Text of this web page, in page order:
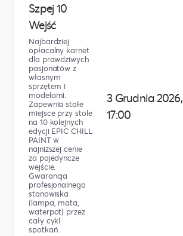
Szpej 10
Wejść
Najbardziej
opłacalny karnet
dla prawdziwych
pasjonatów z
własnym
sprzętem i
modelami.
Zapewnia stałe
miejsce przy stole
na 10 kolejnych
edycji EPIC CHILL
PAINT w
najniższej cenie
za pojedyncze
wejście.
Gwarancja
profesjonalnego
stanowiska
(lampa, mata,
waterpot) przez
cały cykl
spotkań.
3 Grudnia 2026,
17:00